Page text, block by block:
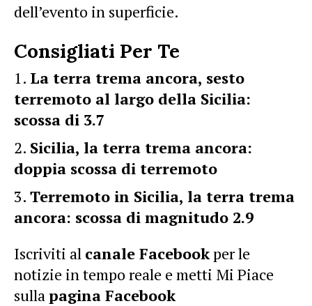
dell’evento in superficie.
Consigliati Per Te
La terra trema ancora, sesto
terremoto al largo della Sicilia:
scossa di 3.7
Sicilia, la terra trema ancora:
doppia scossa di terremoto
Terremoto in Sicilia, la terra trema
ancora: scossa di magnitudo 2.9
Iscriviti al canale Facebookper le
notizie in tempo reale e metti Mi Piace
sulla pagina Facebook